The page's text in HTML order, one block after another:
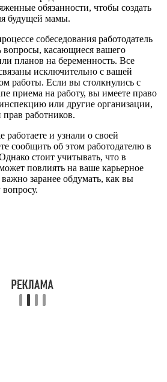
обязанности, чтобы создать
будущей мамы.
собеседования работодатель
вопросы, касающиеся вашего
планов на беременность. Все
исключительно с вашей
работы. Если вы столкнулись с
приема на работу, вы имеете право
или другие организации,
работников.
и узнали о своей
сообщить об этом работодателю в
стоит учитывать, что в
повлиять на ваше карьерное
заранее обдумать, как вы